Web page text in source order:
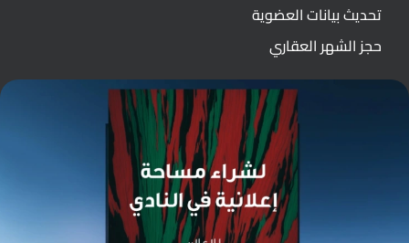
تحديث بيانات العضوية
حجز الشهر العقاري